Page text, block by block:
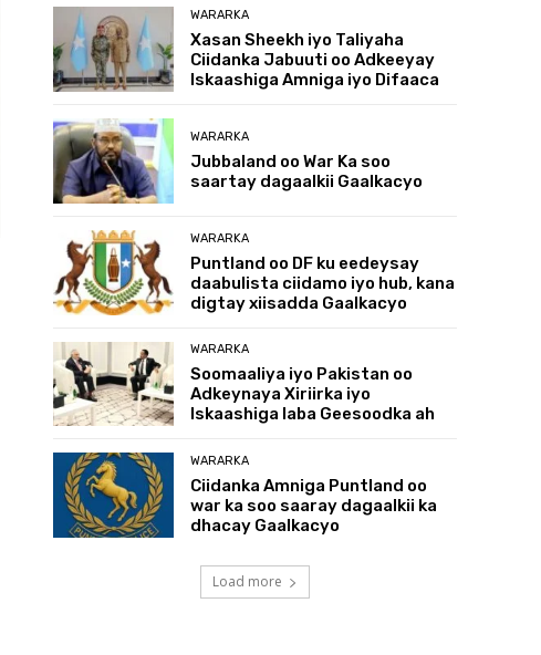
WARARKA
Xasan Sheekh iyo Taliyaha
Ciidanka Jabuuti oo Adkeeyay
Iskaashiga Amniga iyo Difaaca
WARARKA
Jubbaland oo War Ka soo
saartay dagaalkii Gaalkacyo
WARARKA
Puntland oo DF ku eedeysay
daabulista ciidamo iyo hub, kana
digtay xiisadda Gaalkacyo
WARARKA
Soomaaliya iyo Pakistan oo
Adkeynaya Xiriirka iyo
Iskaashiga laba Geesoodka ah
WARARKA
Ciidanka Amniga Puntland oo
war ka soo saaray dagaalkii ka
dhacay Gaalkacyo
Load more